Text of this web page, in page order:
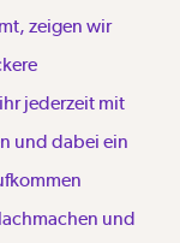
zeigen wir
jederzeit mit
und dabei ein
und